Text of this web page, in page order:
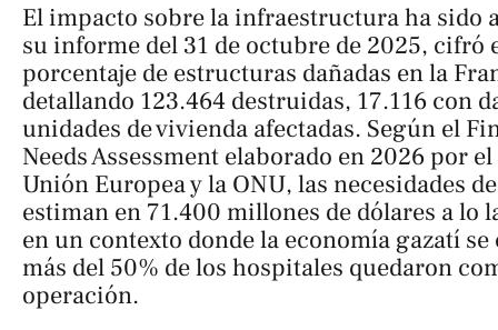
El impacto sobre la infraestructura ha sido
su informe del 31 de octubre de 2025, cifró
porcentaje de estructuras dañadas en la
detallando 123.464 destruidas, 17.116 con
unidades de vivienda afectadas. Según el
Needs Assessment elaborado en 2026 por
Unión Europea y la ONU, las necesidades
estiman en 71.400 millones de dólares a lo
en un contexto donde la economía gazatí
más del 50% de los hospitales quedaron
operación.